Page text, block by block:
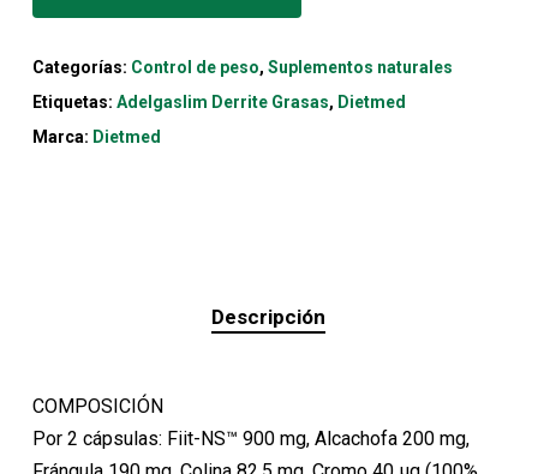
Categorías: Control de peso, Suplementos naturales
Etiquetas: Adelgaslim Derrite Grasas, Dietmed
Marca: Dietmed
Descripción
COMPOSICIÓN
Por 2 cápsulas: Fiit-NS™ 900 mg, Alcachofa 200 mg,